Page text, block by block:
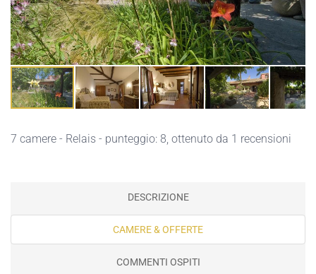
7 camere - Relais - punteggio: 8, ottenuto da 1 recensioni
DESCRIZIONE
CAMERE & OFFERTE
COMMENTI OSPITI